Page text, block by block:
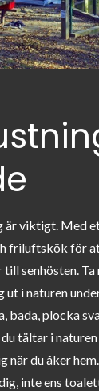
viktigt. Med
friluftskök för
senhösten.
ut i naturen
bada, plocka
du tältar i
när du åker
inte ens